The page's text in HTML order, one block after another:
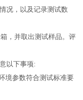
况，以及记录测试数
，并取出测试样品。评
以下事项:
参数符合测试标准要